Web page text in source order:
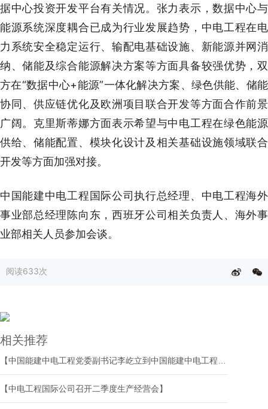
据中心投资开发平台有关情况。张力表示，数据中心与
能源系统深度耦合已成为行业发展趋势，中电工程在电
力系统安全稳定运行、输配电基础设施、新能源并网消
纳、储能及综合能源解决方案等方面具备较强优势，双
方在“数据中心+能源”一体化解决方案、绿色供能、储能
协同、供应链优化及欧洲项目联合开发等方面合作前景
广阔。克里斯蒂娜方面表示希望与中电工程在绿色能源
供给、储能配置、模块化设计及相关基础设施领域联合
开发等方面加强对接。
中国能建中电工程国际公司执行总经理、中电工程海外
事业部总经理陈向东，西班牙公司相关负责人、海外事
业部相关人员参加会谈。
阅读633次
相关推荐
【中国能建中电工程党委副书记李屹立到中国能建中电工程国际公司调研指导】
【中电工程国际公司召开二季度生产经营会】